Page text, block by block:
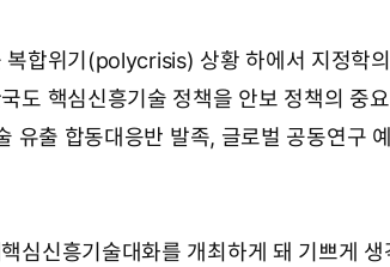
합위기(polycrisis) 상황 하에서 지정학
도 핵심신흥기술 정책을 안보 정책의 중
유출 합동대응반 발족, 글로벌 공동연구
심신흥기술대화를 개최하게 돼 기쁘게 생